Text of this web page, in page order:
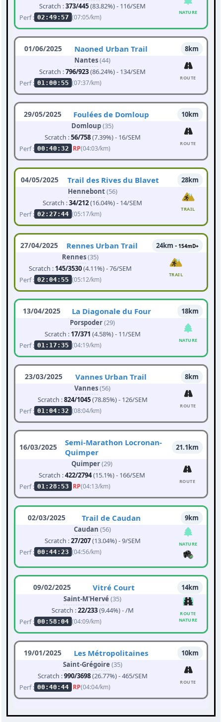
Scratch :373/445(83.82%) - 116/SEM
Perf : 02:49:57 (07:05/km)
NATURE
01/06/2025 Naoned Urban Trail
8km
Nantes(44)
Scratch :796/923(86.24%) - 134/SEM
Perf : 01:00:55 (07:37/km)
ROUTE
29/05/2025 Foulées de Domloup
10km
Domloup(35)
Scratch :56/758(7.39%) - 16/SEM
Perf : 00:40:32 RP(04:03/km)
ROUTE
04/05/2025 Trail des Rives du Blavet
28km
Hennebont(56)
Scratch :34/212(16.04%) - 14/SEM
Perf : 02:27:44 (05:17/km)
TRAIL
27/04/2025 Rennes Urban Trail 24km - 154mD+
Rennes(35)
Scratch : 145/3530(4.11%) - 76/SEM
Perf : 02:04:55 (05:12/km)
TRAIL
13/04/2025 La Diagonale du Four
18km
Porspoder(29)
Scratch : 17/371 (4.58%) - 11/SEM
Perf : 01:17:35 (04:19/km)
NATURE
23/03/2025 Vannes Urban Trail
8km
Vannes(56)
Scratch :824/1045(78.85%) - 126/SEM
Perf : 01:04:32 (08:04/km)
ROUTE
16/03/2025
Semi-Marathon Locronan-
Quimper
21.1km
Quimper(29)
Scratch :422/2794(15.1%) - 166/SEM
Perf : 01:28:53 RP(04:13/km)
ROUTE
02/03/2025 Trail de Caudan
9km
Caudan (56)
Scratch :27/207(13.04%) - 9/SEM
Perf : 00:44:23 (04:56/km)
NATURE
09/02/2025 Vitré Court
14km
Saint-M'Hervé (35)
Scratch :22/233(9.44%) - /M
Perf : 00:58:04 (04:09/km)
ROUTE
NATURE
19/01/2025 Les Métropolitaines
10km
Saint-Grégoire (35)
Scratch :990/3698(26.77%) - 465/SEM
Perf : 00:40:44 RP(04:04/km)
ROUTE